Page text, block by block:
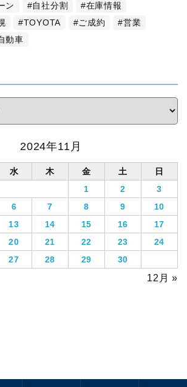
ン 自社分割
在庫情報
TOYOTA ご成約
営業
動車
2024年11月
水 木 金 土
日
1
2
3
6 7 8 9
10
13 14 15 16
17
20 21 22 23
24
27 28 29 30
12月 »